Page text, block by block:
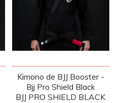
Kimono de BJJ Booster -
Bjj Pro Shield Black
BJJ PRO SHIELD BLACK